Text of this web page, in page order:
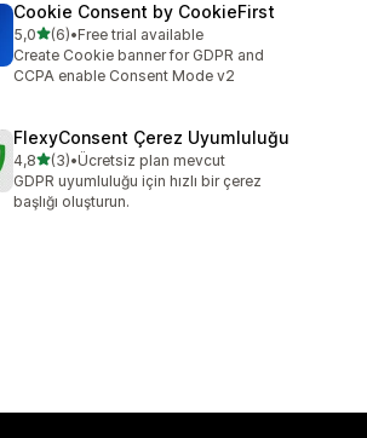
Cookie Consent by CookieFirst
5,05 yıldız üzerinden
(6)
toplam 6 değerlendirme
•Free trial available
Create Cookie banner for GDPR and
CCPA enable Consent Mode v2
FlexyConsent Çerez Uyumluluğu
4,85 yıldız üzerinden
(3)
toplam 3 değerlendirme
•Ücretsiz plan mevcut
GDPR uyumluluğu için hızlı bir çerez
başlığı oluşturun.